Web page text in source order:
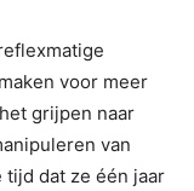
voor meer
grijpen naar
van
dat ze één jaar